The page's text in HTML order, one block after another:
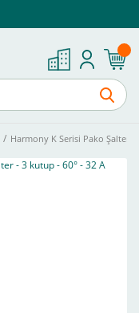
Harmony K Serisi Pako Şalter